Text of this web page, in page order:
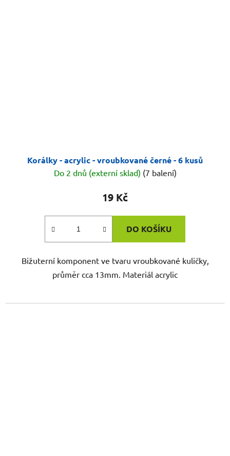
Korálky - acrylic - vroubkované černé - 6 kusů
Do 2 dnů (externí sklad) (7 balení)
19 Kč
DO KOŠÍKU
Bižuterní komponent ve tvaru vroubkované kuličky,
průměr cca 13mm. Materiál acrylic